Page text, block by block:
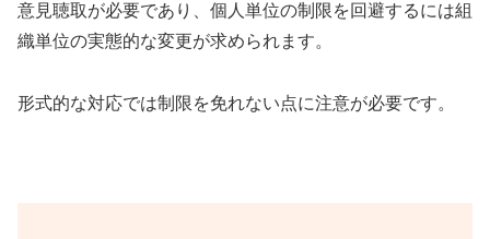
意見聴取が必要であり、個人単位の制限を回避するには組
織単位の実態的な変更が求められます。
形式的な対応では制限を免れない点に注意が必要です。